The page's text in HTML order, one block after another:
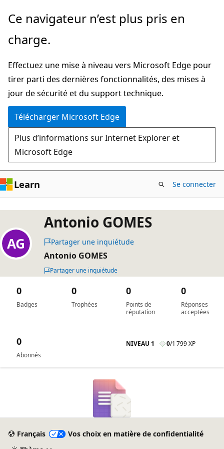
Passer
directement
au
principal
Ce navigateur n’est plus pris en
charge.
Effectuez une mise à niveau vers Microsoft Edge pour
tirer parti des dernières fonctionnalités, des mises à
jour de sécurité et du support technique.
Télécharger Microsoft Edge
Plus d’informations sur Internet Explorer et
Microsoft Edge
Learn Se connecter
Antonio GOMES
Partager une inquiétude
Antonio GOMES
Partager une inquiétude
Badges
0
Trophées
0
Points de
réputation
0
Réponses
acceptées
0
Abonnés
0 NIVEAU 1 0/1 799 XP
Français
Vos choix en matière de confidentialité